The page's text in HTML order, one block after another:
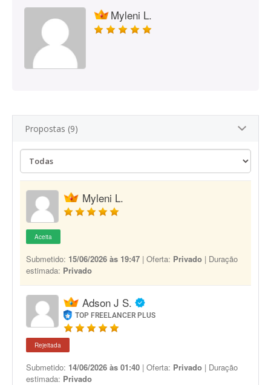
Myleni L.
Propostas (9)
Myleni L.
Aceita
Submetido: 15/06/2026 às 19:47 | Oferta: Privado | Duração
estimada: Privado
Adson J S.
TOP FREELANCER PLUS
Rejeitada
Submetido: 14/06/2026 às 01:40 | Oferta: Privado | Duração
estimada: Privado